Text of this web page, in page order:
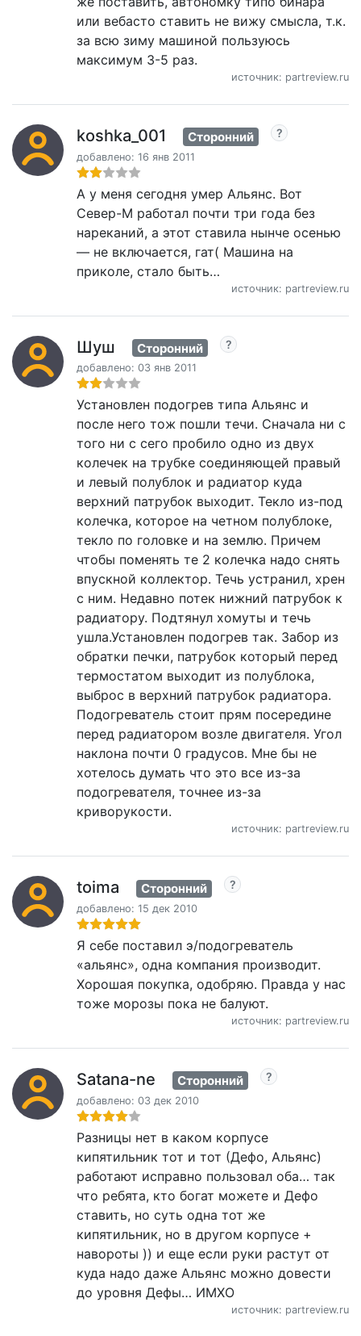
или вебасто ставить не вижу смысла, т.к.
за всю зиму машиной пользуюсь
максимум 3-5 раз.
источник: partreview.ru
koshka_001 Сторонний
добавлено: 16 янв 2011
А у меня сегодня умер Альянс. Вот
Север-М работал почти три года без
нареканий, а этот ставила нынче осенью
— не включается, гат( Машина на
приколе, стало быть…
источник: partreview.ru
Шуш Сторонний
добавлено: 03 янв 2011
Установлен подогрев типа Альянс и
после него тож пошли течи. Сначала ни с
того ни с сего пробило одно из двух
колечек на трубке соединяющей правый
и левый полублок и радиатор куда
верхний патрубок выходит. Текло из-под
колечка, которое на четном полублоке,
текло по головке и на землю. Причем
чтобы поменять те 2 колечка надо снять
впускной коллектор. Течь устранил, хрен
с ним. Недавно потек нижний патрубок к
радиатору. Подтянул хомуты и течь
ушла.Установлен подогрев так. Забор из
обратки печки, патрубок который перед
термостатом выходит из полублока,
выброс в верхний патрубок радиатора.
Подогреватель стоит прям посередине
перед радиатором возле двигателя. Угол
наклона почти 0 градусов. Мне бы не
хотелось думать что это все из-за
подогревателя, точнее из-за
криворукости.
источник: partreview.ru
toima Сторонний
добавлено: 15 дек 2010
Я себе поставил э/подогреватель
«альянс», одна компания производит.
Хорошая покупка, одобряю. Правда у нас
тоже морозы пока не балуют.
источник: partreview.ru
Satana-ne Сторонний
добавлено: 03 дек 2010
Разницы нет в каком корпусе
кипятильник тот и тот (Дефо, Альянс)
работают исправно пользовал оба… так
что ребята, кто богат можете и Дефо
ставить, но суть одна тот же
кипятильник, но в другом корпусе +
навороты )) и еще если руки растут от
куда надо даже Альянс можно довести
до уровня Дефы… ИМХО
источник: partreview.ru